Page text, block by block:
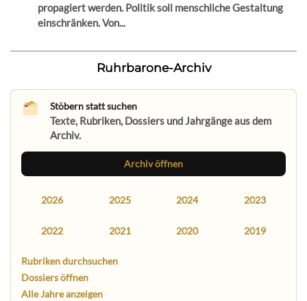
propagiert werden. Politik soll menschliche Gestaltung
einschränken. Von...
Ruhrbarone-Archiv
Stöbern statt suchen
Texte, Rubriken, Dossiers und Jahrgänge aus dem
Archiv.
Archiv öffnen
2026 2025 2024 2023
2022 2021 2020 2019
Rubriken durchsuchen
Dossiers öffnen
Alle Jahre anzeigen